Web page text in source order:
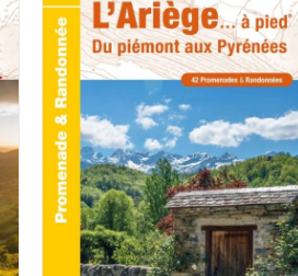
AJOUTER AU PANIER
/
DÉTAILS